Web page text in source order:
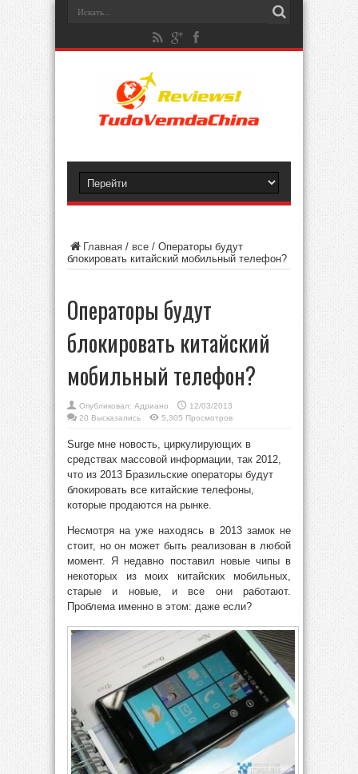
Главная / все / Операторы будут
блокировать китайский мобильный телефон?
Операторы будут
блокировать китайский
мобильный телефон?
Опубликовал: Адриано
12/03/2013
20 Высказались
5,305 Просмотров
Surge мне новость, циркулирующих в
средствах массовой информации, так 2012,
что из 2013 Бразильские операторы будут
блокировать все китайские телефоны,
которые продаются на рынке.
Несмотря на уже находясь в 2013 замок не
стоит, но он может быть реализован в любой
момент. Я недавно поставил новые чипы в
некоторых из моих китайских мобильных,
старые и новые, и все они работают.
Проблема именно в этом: даже если?